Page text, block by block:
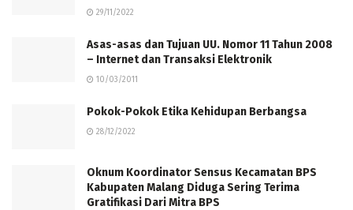
29/11/2022
Asas-asas dan Tujuan UU. Nomor 11 Tahun 2008
– Internet dan Transaksi Elektronik
10/03/2011
Pokok-Pokok Etika Kehidupan Berbangsa
28/12/2022
Oknum Koordinator Sensus Kecamatan BPS
Kabupaten Malang Diduga Sering Terima
Gratifikasi Dari Mitra BPS